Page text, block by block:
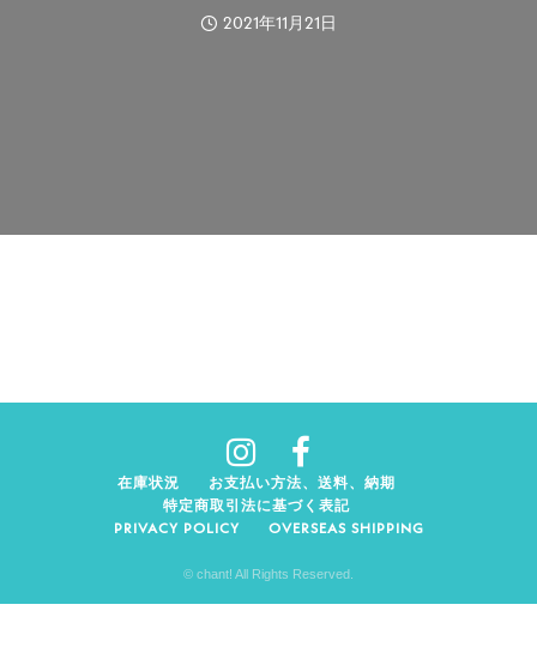
2021年11月21日
在庫状況
お支払い方法、送料、納期
特定商取引法に基づく表記
PRIVACY POLICY
OVERSEAS SHIPPING
© chant! All Rights Reserved.